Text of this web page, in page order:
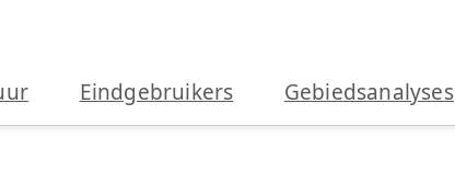
Eindgebruikers Gebiedsanalyses